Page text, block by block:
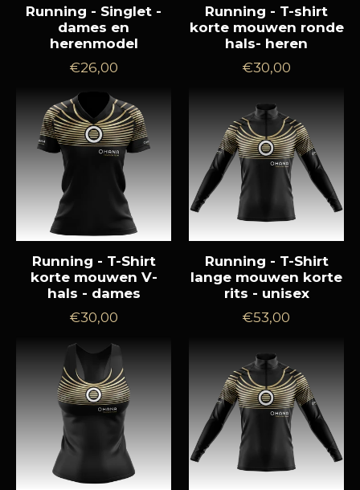
Running - Singlet -
dames en
herenmodel
Normale
€26,00
Running - T-shirt
korte mouwen ronde
hals- heren
Normale
€30,00
Running - T-Shirt
korte mouwen V-
hals - dames
Normale
€30,00
Running - T-Shirt
lange mouwen korte
rits - unisex
Normale
€53,00